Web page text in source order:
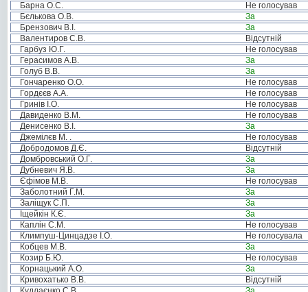
Барна О.С.
Не голосував
Бєлькова О.В.
За
Брензович В.І.
За
Валентиров С.В.
Відсутній
Гарбуз Ю.Г.
Не голосував
Герасимов А.В.
За
Голуб В.В.
За
Гончаренко О.О.
Не голосував
Гордєєв А.А.
Не голосував
Гринів І.О.
Не голосував
Давиденко В.М.
Не голосував
Денисенко В.І.
За
Джемілєв М. .
Не голосував
Добродомов Д.Є.
Відсутній
Домбровський О.Г.
За
Дубневич Я.В.
За
Єфімов М.В.
Не голосував
Заболотний Г.М.
За
Заліщук С.П.
За
Іщейкін К.Є.
За
Каплін С.М.
Не голосував
Климпуш-Цинцадзе І.О.
Не голосувала
Кобцев М.В.
За
Козир Б.Ю.
Не голосував
Корнацький А.О.
За
Кривохатько В.В.
Відсутній